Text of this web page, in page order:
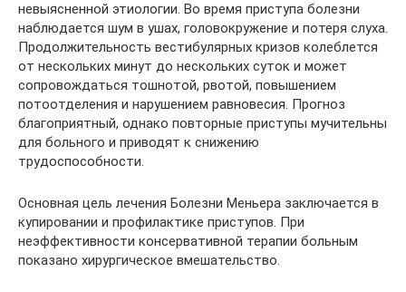
невыясненной этиологии. Во время приступа болезни
наблюдается шум в ушах, головокружение и потеря слуха.
Продолжительность вестибулярных кризов колеблется
от нескольких минут до нескольких суток и может
сопровождаться тошнотой, рвотой, повышением
потоотделения и нарушением равновесия. Прогноз
благоприятный, однако повторные приступы мучительны
для больного и приводят к снижению
трудоспособности.
Основная цель лечения Болезни Меньера заключается в
купировании и профилактике приступов. При
неэффективности консервативной терапии больным
показано хирургическое вмешательство.